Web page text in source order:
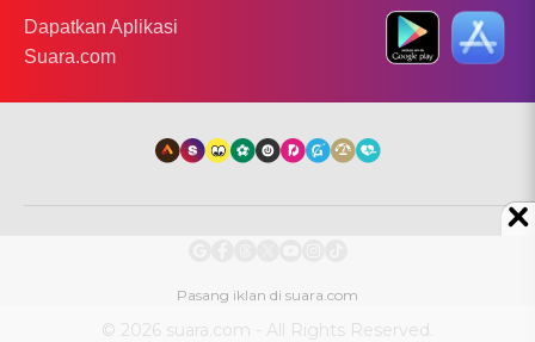
Dapatkan Aplikasi
Suara.com
© 2026 suara.com - All Rights Reserved.